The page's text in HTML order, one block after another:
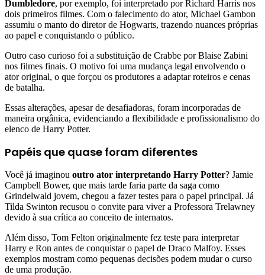
Dumbledore, por exemplo, foi interpretado por Richard Harris nos
dois primeiros filmes. Com o falecimento do ator, Michael Gambon
assumiu o manto do diretor de Hogwarts, trazendo nuances próprias
ao papel e conquistando o público.
Outro caso curioso foi a substituição de Crabbe por Blaise Zabini
nos filmes finais. O motivo foi uma mudança legal envolvendo o
ator original, o que forçou os produtores a adaptar roteiros e cenas
de batalha.
Essas alterações, apesar de desafiadoras, foram incorporadas de
maneira orgânica, evidenciando a flexibilidade e profissionalismo do
elenco de Harry Potter.
Papéis que quase foram diferentes
Você já imaginou outro ator interpretando Harry Potter? Jamie
Campbell Bower, que mais tarde faria parte da saga como
Grindelwald jovem, chegou a fazer testes para o papel principal. Já
Tilda Swinton recusou o convite para viver a Professora Trelawney
devido à sua crítica ao conceito de internatos.
Além disso, Tom Felton originalmente fez teste para interpretar
Harry e Ron antes de conquistar o papel de Draco Malfoy. Esses
exemplos mostram como pequenas decisões podem mudar o curso
de uma produção.